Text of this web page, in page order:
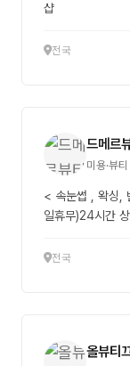
샵
전국
드메르
미용·뷰티
< 속눈썹 , 왁싱,
일휴무)24시간
전국
올뷰티